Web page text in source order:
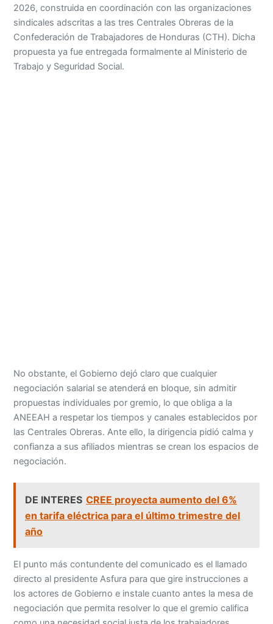
2026, construida en coordinación con las organizaciones
sindicales adscritas a las tres Centrales Obreras de la
Confederación de Trabajadores de Honduras (CTH). Dicha
propuesta ya fue entregada formalmente al Ministerio de
Trabajo y Seguridad Social.
No obstante, el Gobierno dejó claro que cualquier
negociación salarial se atenderá en bloque, sin admitir
propuestas individuales por gremio, lo que obliga a la
ANEEAH a respetar los tiempos y canales establecidos por
las Centrales Obreras. Ante ello, la dirigencia pidió calma y
confianza a sus afiliados mientras se crean los espacios de
negociación.
DE INTERES CREE proyecta aumento del 6%
en tarifa eléctrica para el último trimestre del
año
El punto más contundente del comunicado es el llamado
directo al presidente Asfura para que gire instrucciones a
los actores de Gobierno e instale cuanto antes la mesa de
negociación que permita resolver lo que el gremio califica